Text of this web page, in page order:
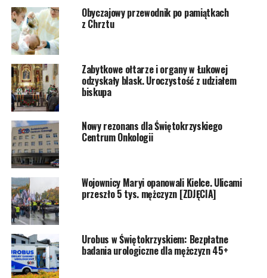
Obyczajowy przewodnik po pamiątkach
z Chrztu
Zabytkowe ołtarze i organy w Łukowej
odzyskały blask. Uroczystość z udziałem
biskupa
Nowy rezonans dla Świętokrzyskiego
Centrum Onkologii
Wojownicy Maryi opanowali Kielce. Ulicami
przeszło 5 tys. mężczyzn [ZDJĘCIA]
Urobus w Świętokrzyskiem: Bezpłatne
badania urologiczne dla mężczyzn 45+